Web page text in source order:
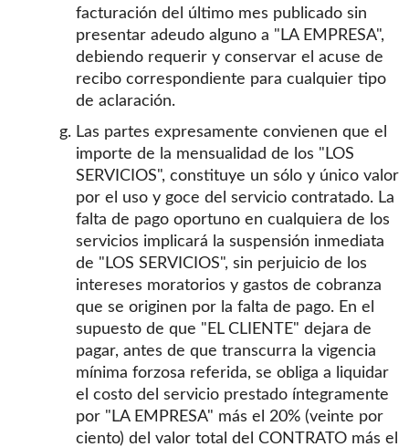
facturación del último mes publicado sin
presentar adeudo alguno a "LA EMPRESA",
debiendo requerir y conservar el acuse de
recibo correspondiente para cualquier tipo
de aclaración.
Las partes expresamente convienen que el
importe de la mensualidad de los "LOS
SERVICIOS", constituye un sólo y único valor
por el uso y goce del servicio contratado. La
falta de pago oportuno en cualquiera de los
servicios implicará la suspensión inmediata
de "LOS SERVICIOS", sin perjuicio de los
intereses moratorios y gastos de cobranza
que se originen por la falta de pago. En el
supuesto de que "EL CLIENTE" dejara de
pagar, antes de que transcurra la vigencia
mínima forzosa referida, se obliga a liquidar
el costo del servicio prestado íntegramente
por "LA EMPRESA" más el 20% (veinte por
ciento) del valor total del CONTRATO más el